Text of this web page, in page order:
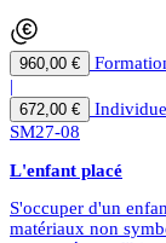
960,00 €
|
672,00 €
SM27-08
L'enfant placé
S'occuper d'un
matériaux non